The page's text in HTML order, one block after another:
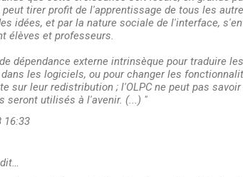
peut tirer profit de l'apprentissage de tous les
idées, et par la nature sociale de l'interface,
élèves et professeurs.
dépendance externe intrinsèque pour traduire
les logiciels, ou pour changer les
sur leur redistribution ; l'OLPC ne peut pas
seront utilisés à l'avenir. (...) "
16:33